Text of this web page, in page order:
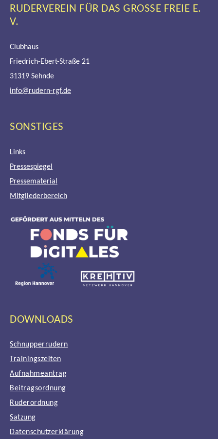
RUDERVEREIN FÜR DAS GROSSE FREIE E. V
.
Clubhaus
Friedrich-Ebert-Straße 21
31319 Sehnde
info@rudern-rgf.de
SONSTIGES
Links
Pressespiegel
Pressematerial
Mitgliederbereich
DOWNLOADS
Schnupperrudern
Trainingszeiten
Aufnahmeantrag
Beitragsordnung
Ruderordnung
Satzung
Datenschutzerklärung